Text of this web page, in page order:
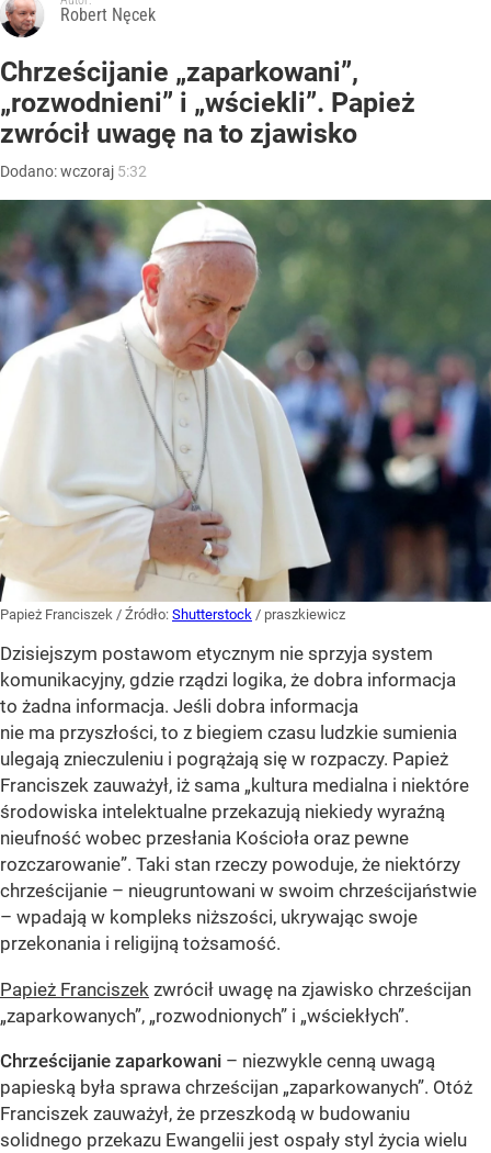
Robert Nęcek
Chrześcijanie „zaparkowani”,
„rozwodnieni” i „wściekli”. Papież
zwrócił uwagę na to zjawisko
Dodano:wczoraj 5:32
Papież Franciszek / Źródło: Shutterstock / praszkiewicz
Dzisiejszym postawom etycznym nie sprzyja system
komunikacyjny, gdzie rządzi logika, że dobra informacja
to żadna informacja. Jeśli dobra informacja
nie ma przyszłości, to z biegiem czasu ludzkie sumienia
ulegają znieczuleniu i pogrążają się w rozpaczy. Papież
Franciszek zauważył, iż sama „kultura medialna i niektóre
środowiska intelektualne przekazują niekiedy wyraźną
nieufność wobec przesłania Kościoła oraz pewne
rozczarowanie”. Taki stan rzeczy powoduje, że niektórzy
chrześcijanie – nieugruntowani w swoim chrześcijaństwie
– wpadają w kompleks niższości, ukrywając swoje
przekonania i religijną tożsamość.
Papież Franciszek zwrócił uwagę na zjawisko chrześcijan
„zaparkowanych”, „rozwodnionych” i „wściekłych”.
Chrześcijanie zaparkowani – niezwykle cenną uwagą
papieską była sprawa chrześcijan „zaparkowanych”. Otóż
Franciszek zauważył, że przeszkodą w budowaniu
solidnego przekazu Ewangelii jest ospały styl życia wielu